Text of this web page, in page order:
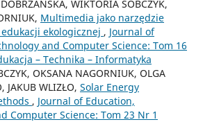
WIKTORIA SOBCZYK,
Multimedia jako narzędzie
ekologicznej , Journal of
and Computer Science: Tom 16
– Technika – Informatyka
OKSANA NAGORNIUK, OLGA
JAKUB WLIZŁO, Solar Energy
, Journal of Education,
Computer Science: Tom 23 Nr 1